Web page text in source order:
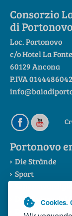
Cookies.
Consorzio
di
Loc. Portonovo
c/o Hotel La Fonte
60129 Ancona
P.IVA
Portonovo
Die Strände
Sport
Die Riviera del
Das Konsortium